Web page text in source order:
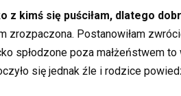
z kimś się puściłam, dlatego
zrozpaczona. Postanowiłam
spłodzone poza małżeństwem
się jednak źle i rodzice